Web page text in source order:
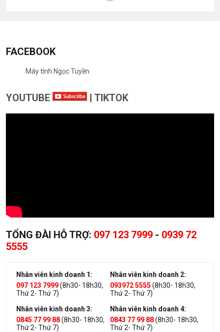
FACEBOOK
Máy tính Ngọc Tuyền
YOUTUBE | TIKTOK
TỔNG ĐÀI HỖ TRỢ: 097 123 7999 - 0939 72
5555
Nhân viên kinh doanh 1:
097 123 7999(8h30- 18h30,
Thứ 2- Thứ 7)
Nhân viên kinh doanh 2:
093972 5555 (8h30- 18h30,
Thứ 2- Thứ 7)
Nhân viên kinh doanh 3:
0845 77 99 88(8h30- 18h30,
Thứ 2- Thứ 7)
Nhân viên kinh doanh 4:
0843 77 99 88(8h30- 18h30,
Thứ 2- Thứ 7)